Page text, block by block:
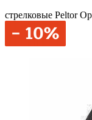
стрелковые Peltor